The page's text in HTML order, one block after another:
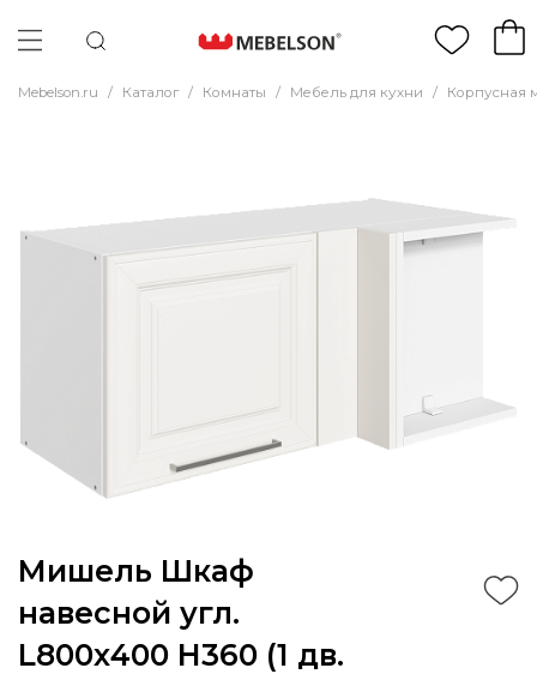
Mebelson.ru / Каталог / Комнаты / Мебель для кухни / Корпусная
Мишель Шкаф
навесной угл.
L800х400 H360 (1 дв.